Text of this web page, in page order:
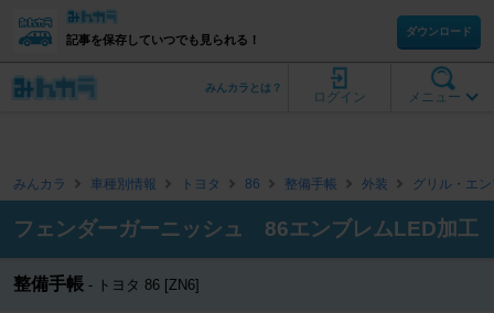
記事を保存していつでも見られる！
ダウンロード
メニュー
ログイン
みんカラとは？
みんカラ 車種別情報 トヨタ 86 整備手帳 外装 グリル・エ
フェンダーガーニッシュ 86エンブレムLED加工
整備手帳 トヨタ 86 [ZN6]